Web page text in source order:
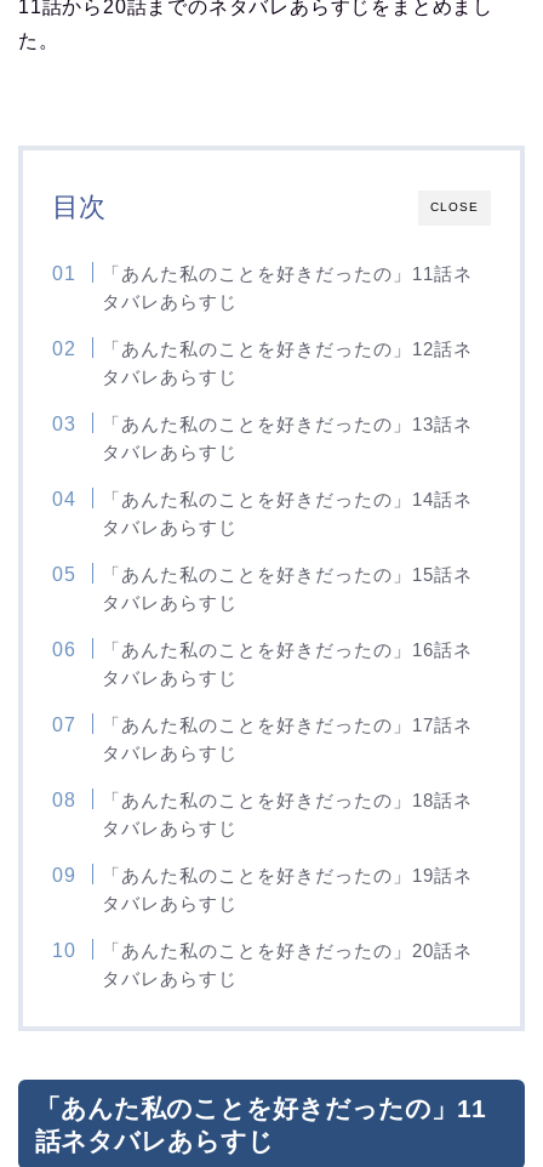
11話から20話までのネタバレあらすじをまとめまし
た。
CLOSE
目次
「あんた私のことを好きだったの」11話ネ
タバレあらすじ
「あんた私のことを好きだったの」12話ネ
タバレあらすじ
「あんた私のことを好きだったの」13話ネ
タバレあらすじ
「あんた私のことを好きだったの」14話ネ
タバレあらすじ
「あんた私のことを好きだったの」15話ネ
タバレあらすじ
「あんた私のことを好きだったの」16話ネ
タバレあらすじ
「あんた私のことを好きだったの」17話ネ
タバレあらすじ
「あんた私のことを好きだったの」18話ネ
タバレあらすじ
「あんた私のことを好きだったの」19話ネ
タバレあらすじ
「あんた私のことを好きだったの」20話ネ
タバレあらすじ
「あんた私のことを好きだったの」11
話ネタバレあらすじ